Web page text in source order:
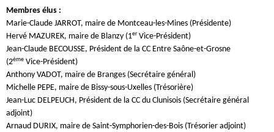
Membres élus :
Marie-Claude JARROT, maire de Montceau-les-Mines (Présidente)
Hervé MAZUREK, maire de Blanzy (1er Vice-Président)
Jean-Claude BECOUSSE, Président de la CC Entre Saône-et-Grosne
(2ème Vice-Président)
Anthony VADOT, maire de Branges (Secrétaire général)
Michelle PEPE, maire de Bissy-sous-Uxelles (Trésorière)
Jean-Luc DELPEUCH, Président de la CC du Clunisois (Secrétaire général
adjoint)
Arnaud DURIX, maire de Saint-Symphorien-des-Bois (Trésorier adjoint)